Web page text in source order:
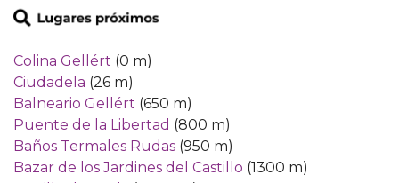
Colina Gellért (0 m)
Ciudadela (26 m)
Balneario Gellért (650 m)
Puente de la Libertad (800 m)
Baños Termales Rudas (950 m)
Bazar de los Jardines del Castillo (1300 m)